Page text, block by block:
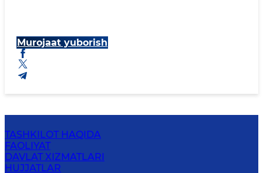
Murojaat yuborish
TASHKILOT HAQIDA
FAOLIYAT
DAVLAT XIZMATLARI
HUJJATLAR